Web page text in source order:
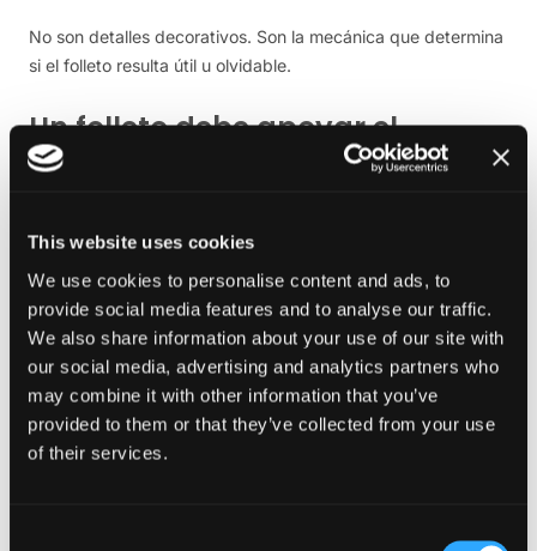
This website uses cookies
We use cookies to personalise content and ads, to
provide social media features and to analyse our traffic.
We also share information about your use of our site with
our social media, advertising and analytics partners who
may combine it with other information that you’ve
provided to them or that they’ve collected from your use
of their services.
No son detalles decorativos. Son la mecánica que determina
si el folleto resulta útil u olvidable.
Un folleto debe apoyar el
recorrido más amplio del cliente
conectar con el resto de tu ecosistema de marketing. Si
debe ser fácil. Por eso los mejores folletos actúan como
puentes entre los puntos de contacto offline y online.
Por ejemplo, un folleto puede presentar un servicio y luego
dirigir al lector a una página de servicio más detallada.
También puede reforzar el contenido que ya han visto en
otros lugares, como tu sitio web, las redes sociales o los